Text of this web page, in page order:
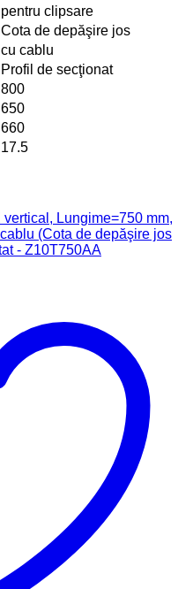
pentru clipsare
Cota de depăşire jos
cu cablu
Profil de secţionat
800
650
660
17.5